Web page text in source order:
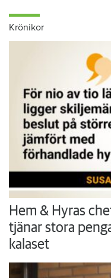
Krönikor
Hem & Hyras
tjänar stora
kalaset